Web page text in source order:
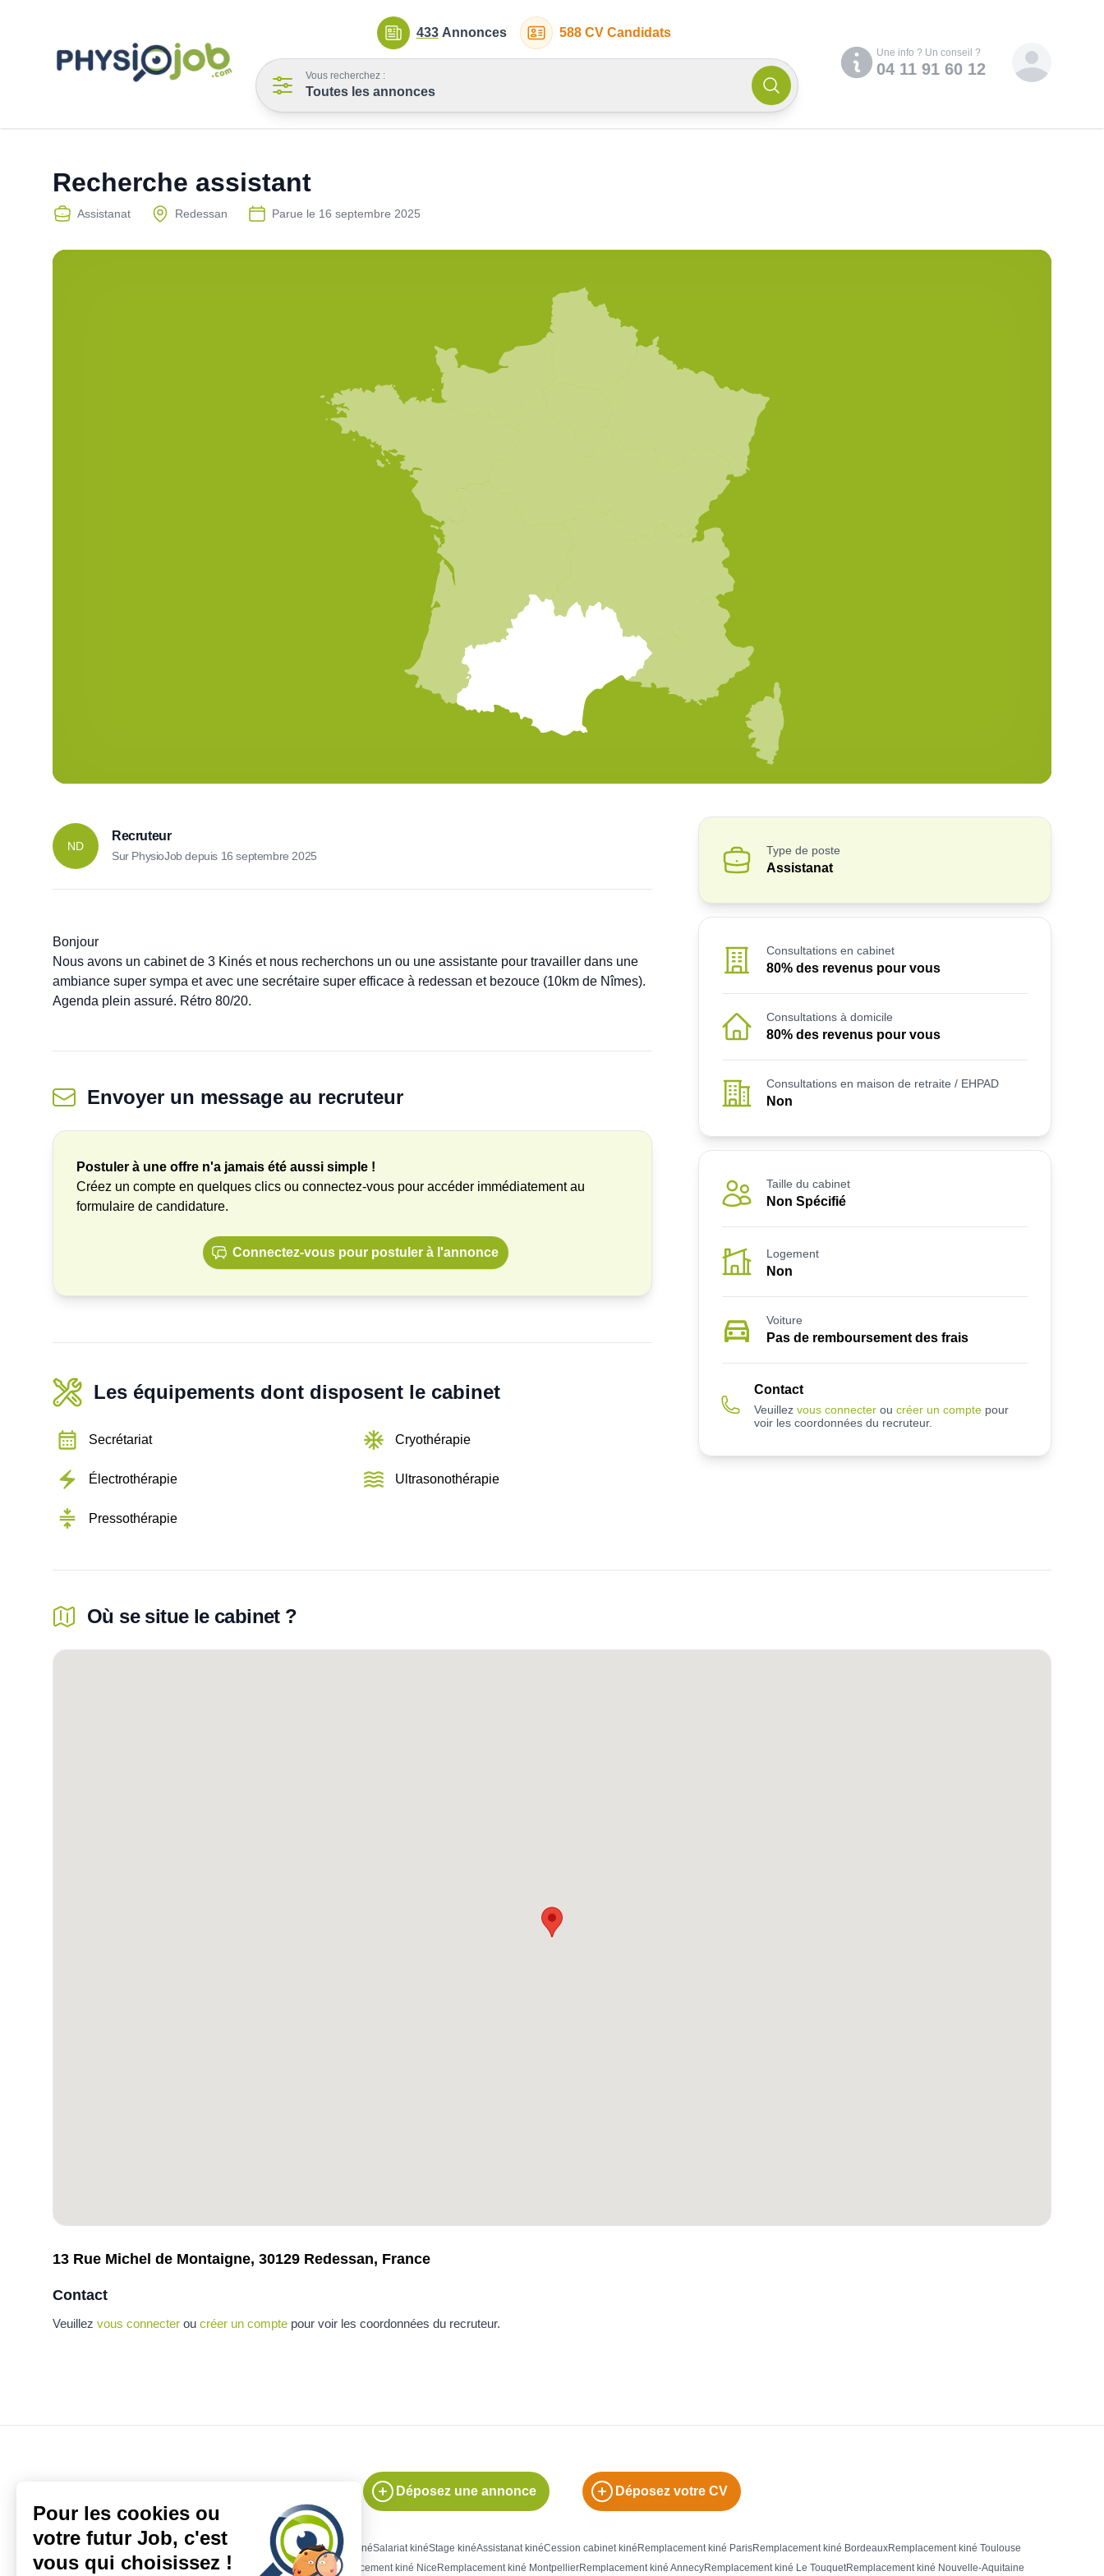
433 Annonces 588 CV Candidats
Vous recherchez :
Toutes les annonces
Une info ? Un conseil ?
04 11 91 60 12
Compte
Recherche assistant
Assistanat Redessan Parue le 16 septembre 2025
ND
Recruteur
Sur PhysioJob depuis 16 septembre 2025
Bonjour
Nous avons un cabinet de 3 Kinés et nous recherchons un ou une assistante pour travailler dans une
ambiance super sympa et avec une secrétaire super efficace à redessan et bezouce (10km de Nîmes).
Agenda plein assuré. Rétro 80/20.
Envoyer un message au recruteur
Postuler à une offre n'a jamais été aussi simple !
Créez un compte en quelques clics ou connectez-vous pour accéder immédiatement au
formulaire de candidature.
Connectez-vous pour postuler à l'annonce
Les équipements dont disposent le cabinet
Secrétariat Cryothérapie
Électrothérapie Ultrasonothérapie
Pressothérapie
Type de poste
Assistanat
Consultations en cabinet
80% des revenus pour vous
Consultations à domicile
80% des revenus pour vous
Consultations en maison de retraite / EHPAD
Non
Taille du cabinet
Non Spécifié
Logement
Non
Voiture
Pas de remboursement des frais
Contact
Veuillez vous connecter ou créer un compte pour
voir les coordonnées du recruteur.
Où se situe le cabinet ?
13 Rue Michel de Montaigne, 30129 Redessan, France
Contact
Veuillez vous connecter ou créer un compte pour voir les coordonnées du recruteur.
Déposez une annonce Déposez votre CV
Remplacement kiné Offres urgentes Mission kinéOffre emploi kinéSalariat kinéStage kinéAssistanat kinéCession cabinet kiné Remplacement kiné ParisRemplacement kiné BordeauxRemplacement kiné Toulouse
Remplacement kiné LilleRemplacement kiné MarseilleRemplacement kiné Nice Remplacement kiné MontpellierRemplacement kiné AnnecyRemplacement kiné Le TouquetRemplacement kiné Nouvelle-Aquitaine
Pour les cookies ou
votre futur Job, c'est
vous qui choisissez !